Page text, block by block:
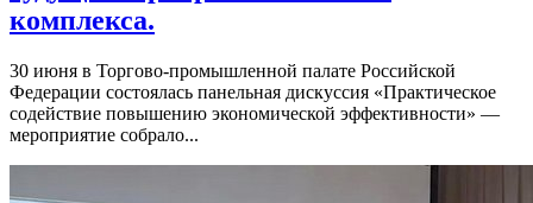
комплекса.
30 июня в Торгово-промышленной палате Российской
Федерации состоялась панельная дискуссия «Практическое
содействие повышению экономической эффективности» —
мероприятие собрало...